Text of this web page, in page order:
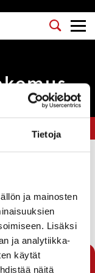
Tietoja
ja mainosten
Lisäksi
ja analytiikka-
käytät
näitä
(VPL)